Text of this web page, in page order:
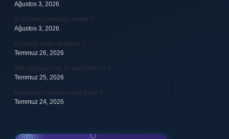
Ağustos 3, 2026
5. Kolordu komutanı kimdir ?
Ağustos 3, 2026
Koç başı neyin sembolü ?
Temmuz 26, 2026
Sıfır araçların kaç yıl garantisi var ?
Temmuz 25, 2026
Karıncalar yuvasını nasıl bulur ?
Temmuz 24, 2026